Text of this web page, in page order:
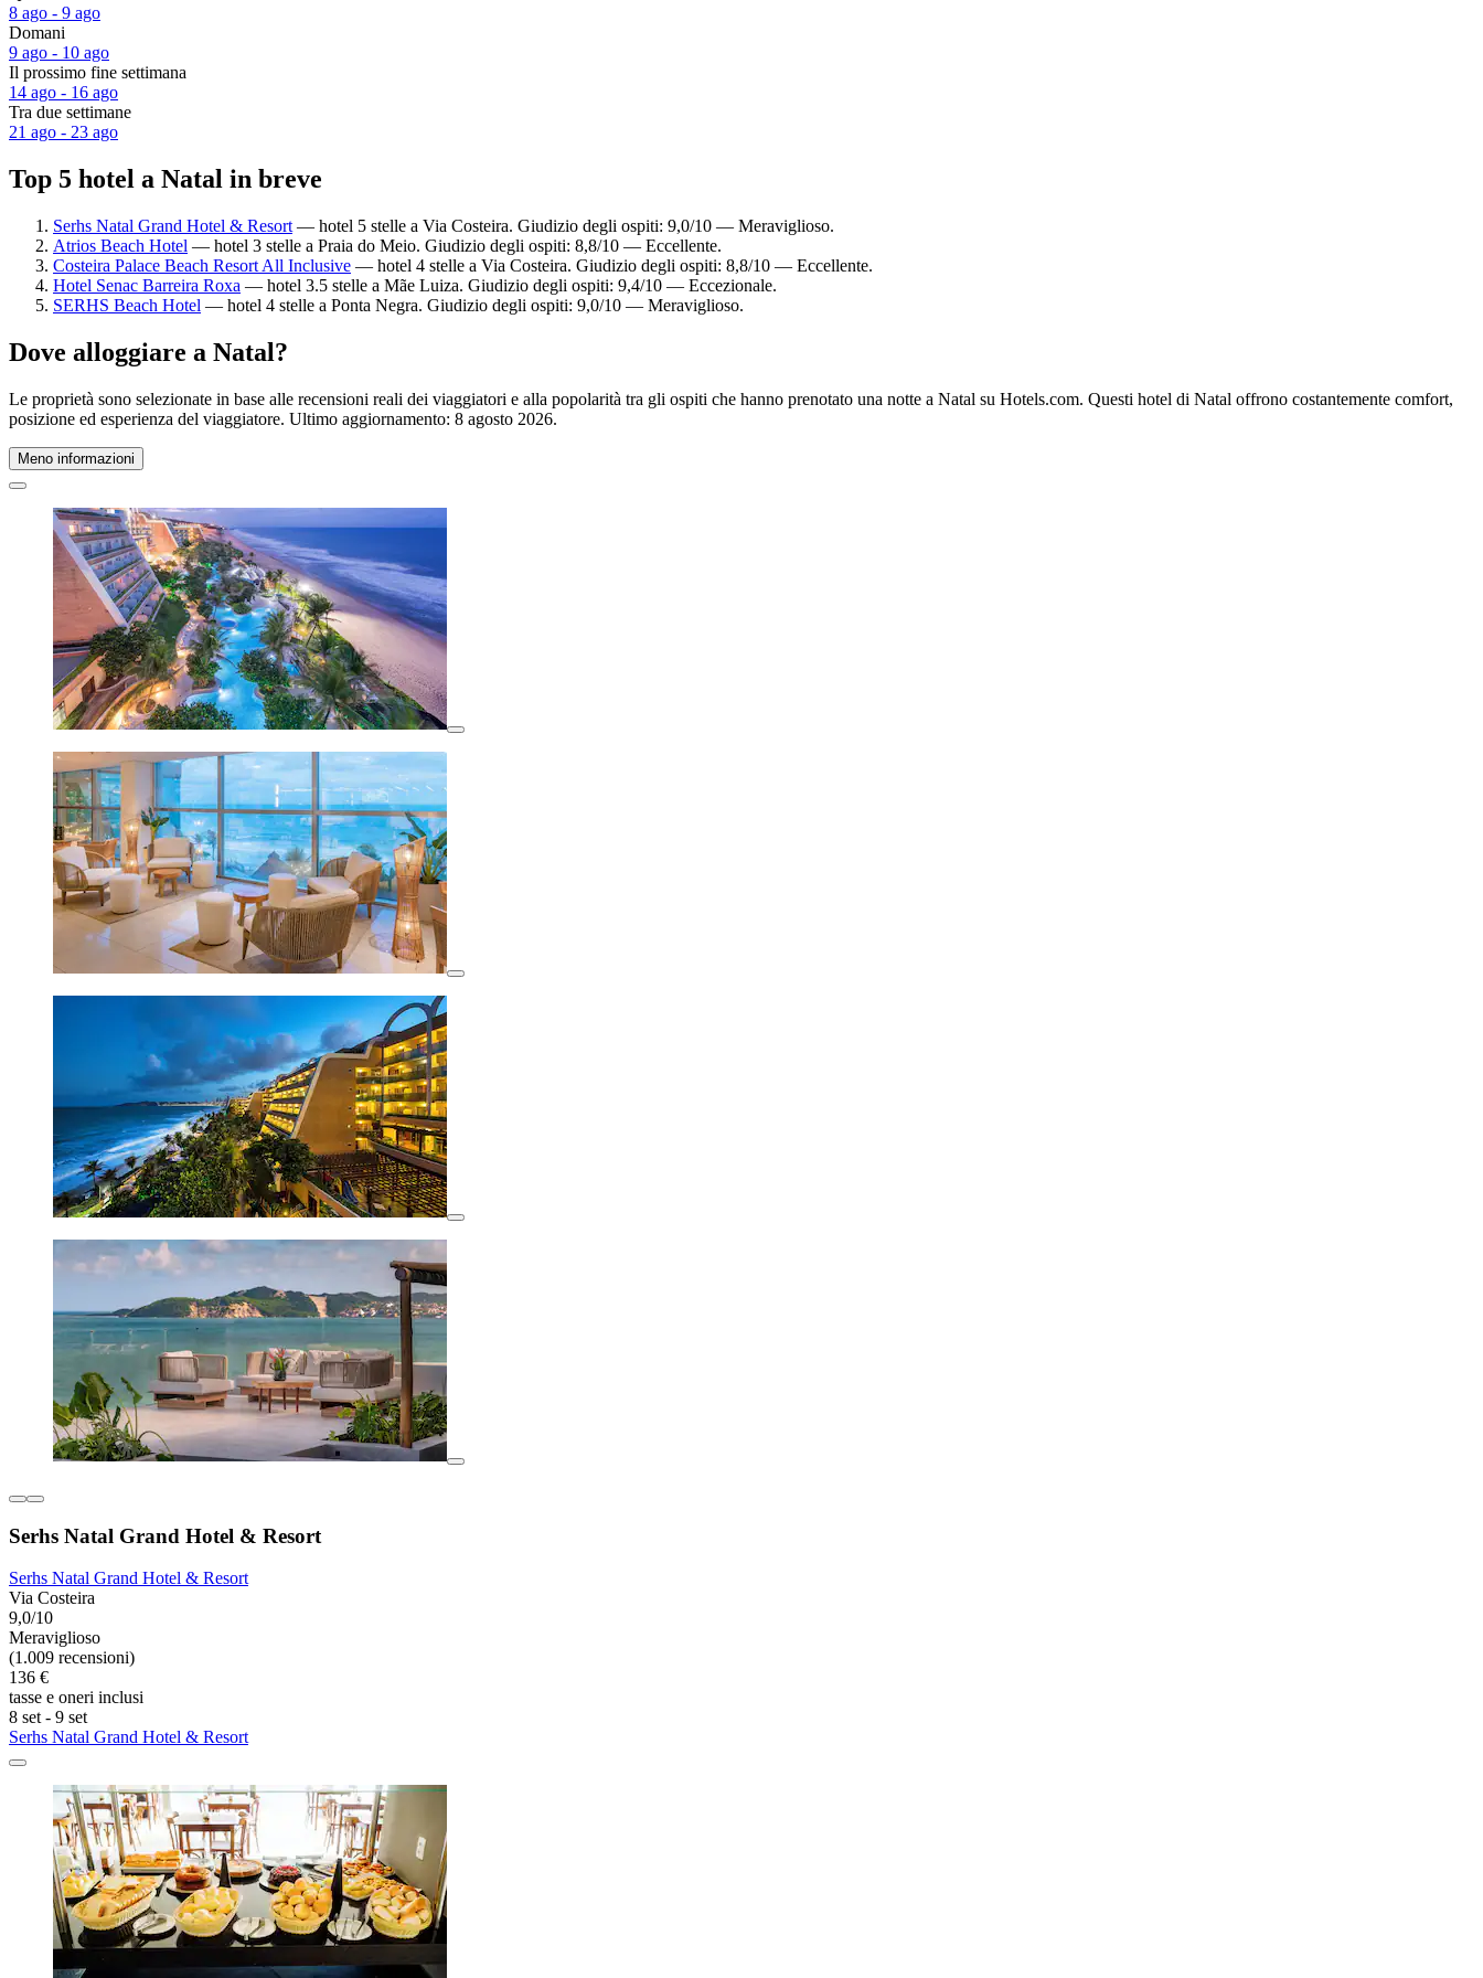
8 ago - 9 ago
Domani
9 ago - 10 ago
Il prossimo fine settimana
14 ago - 16 ago
Tra due settimane
21 ago - 23 ago
Top 5 hotel a Natal in breve
Serhs Natal Grand Hotel & Resort — hotel 5 stelle a Via Costeira. Giudizio degli ospiti: 9,0/10 — Meraviglioso.
Atrios Beach Hotel — hotel 3 stelle a Praia do Meio. Giudizio degli ospiti: 8,8/10 — Eccellente.
Costeira Palace Beach Resort All Inclusive — hotel 4 stelle a Via Costeira. Giudizio degli ospiti: 8,8/10 — Eccellente.
Hotel Senac Barreira Roxa — hotel 3.5 stelle a Mãe Luiza. Giudizio degli ospiti: 9,4/10 — Eccezionale.
SERHS Beach Hotel — hotel 4 stelle a Ponta Negra. Giudizio degli ospiti: 9,0/10 — Meraviglioso.
Dove alloggiare a Natal?
Le proprietà sono selezionate in base alle recensioni reali dei viaggiatori e alla popolarità tra gli ospiti che hanno prenotato una notte a Natal su Hotels.com. Questi hotel di Natal offrono costantemente comfort,
posizione ed esperienza del viaggiatore. Ultimo aggiornamento: 8 agosto 2026.
Meno informazioni
Serhs Natal Grand Hotel & Resort
Serhs Natal Grand Hotel & Resort
Via Costeira
9,0/10
Meraviglioso
(1.009 recensioni)
136 €
tasse e oneri inclusi
8 set - 9 set
Serhs Natal Grand Hotel & Resort